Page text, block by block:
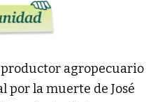
productor agropecuario
por la muerte de José